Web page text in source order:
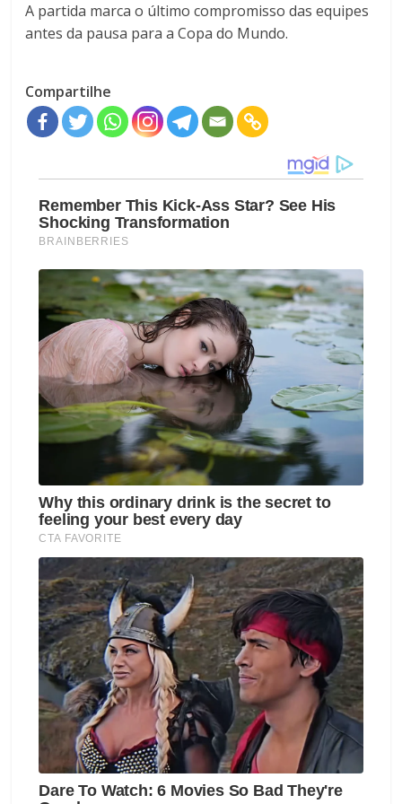
A partida marca o último compromisso das equipes
antes da pausa para a Copa do Mundo.
Compartilhe